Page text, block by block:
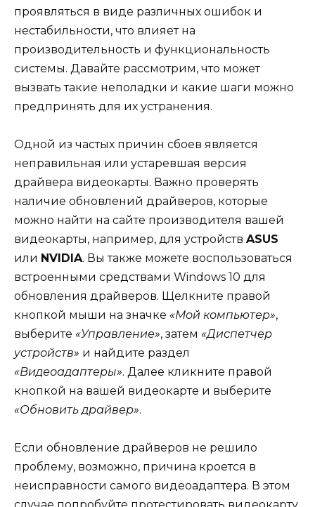
проявляться в виде различных ошибок и
нестабильности, что влияет на
производительность и функциональность
системы. Давайте рассмотрим, что может
вызвать такие неполадки и какие шаги можно
предпринять для их устранения.
Одной из частых причин сбоев является
неправильная или устаревшая версия
драйвера видеокарты. Важно проверять
наличие обновлений драйверов, которые
можно найти на сайте производителя вашей
видеокарты, например, для устройств ASUS
или NVIDIA. Вы также можете воспользоваться
встроенными средствами Windows 10 для
обновления драйверов. Щелкните правой
кнопкой мыши на значке «Мой компьютер»,
выберите «Управление», затем «Диспетчер
устройств» и найдите раздел
«Видеоадаптеры». Далее кликните правой
кнопкой на вашей видеокарте и выберите
«Обновить драйвер».
Если обновление драйверов не решило
проблему, возможно, причина кроется в
неисправности самого видеоадаптера. В этом